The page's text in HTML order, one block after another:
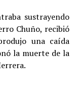
sustrayendo
Chuño, recibió
una caída
la muerte de la